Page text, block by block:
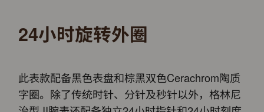
24小时旋转外圈
此表款配备黑色表盘和棕黑双色Cerachrom陶质
字圈。除了传统时针、分针及秒针以外，格林尼